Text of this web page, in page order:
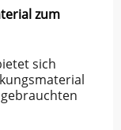
zum
sich